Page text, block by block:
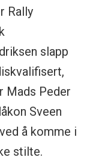
Rally
slapp
Mads Peder
Sveen
å komme i
stilte.